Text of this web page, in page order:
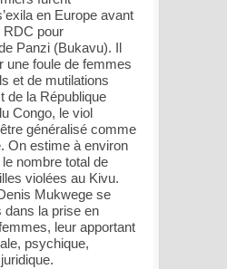
en Europe avant
RDC pour
Panzi (Bukavu). Il
une foule de femmes
et de mutilations
de la République
Congo, le viol
généralisé comme
On estime à environ
nombre total de
violées au Kivu.
Mukwege se
dans la prise en
leur apportant
psychique,